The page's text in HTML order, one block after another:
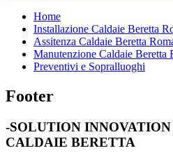
Home
Installazione Caldaie Beretta
Assitenza Caldaie Beretta
Manutenzione Caldaie Beretta
Preventivi e Sopralluoghi
Footer
-SOLUTION
CALDAIE BERETTA